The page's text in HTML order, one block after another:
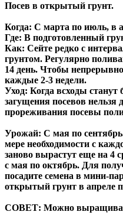
Посев в открытый грунт.
Когда: С марта по июль, в
Где: В подготовленный
Как: Сейте редко с
грунтом. Регулярно
14 день. Чтобы
каждые 2-3 недели.
Уход: Когда всходы
загущения посевов нельзя
прореживания посевы
Урожай: С мая по
мере необходимости с
заново вырастут еще на 4
с мая по октябрь. Для
посадите семена в мини-
открытый грунт в апреле
СОВЕТ: Можно